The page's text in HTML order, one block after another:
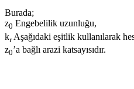
Burada;
z0 Engebelilik uzunluğu,
krAşağıdaki eşitlik kullanılarak
z0’a bağlı arazi katsayısıdır.